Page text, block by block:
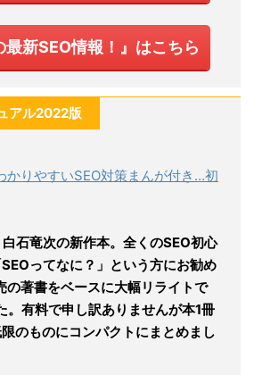
最新SEO情報！』はこちら
アル2022版
かりやすいSEO対策まんが付き…初
石竜次の新作本。全くのSEO初心
ってなに？」という方にお勧め
の著書をベースに大幅リライトで
有料で申し訳ありませんが本1冊
のものにコンパクトにまとめまし